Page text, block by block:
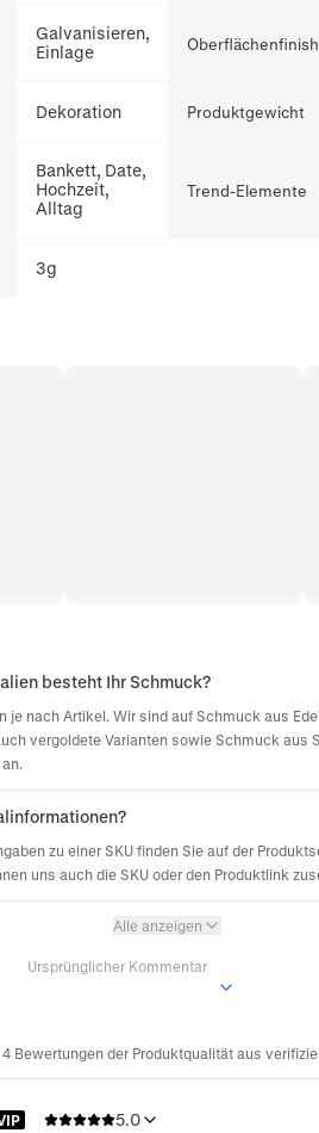
Galvanisieren,
Einlage
Oberflächenfinish
Dekoration Produktgewicht
Bankett, Date,
Hochzeit,
Alltag
Trend-Elemente
3g
besteht Ihr Schmuck?
je nach Artikel. Wir sind auf Schmuck aus
vergoldete Varianten sowie Schmuck aus
zu einer SKU finden Sie auf der
uns auch die SKU oder den Produktlink
Alle anzeigen
Ursprünglicher Kommentar
Bewertungen der Produktqualität aus
5.0